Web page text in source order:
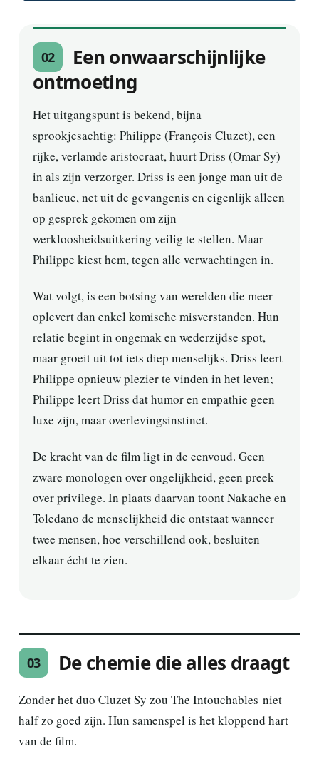
02
Een onwaarschijnlijke
ontmoeting
Het uitgangspunt is bekend, bijna
sprookjesachtig: Philippe (François Cluzet), een
rijke, verlamde aristocraat, huurt Driss (Omar Sy)
in als zijn verzorger. Driss is een jonge man uit de
banlieue, net uit de gevangenis en eigenlijk alleen
op gesprek gekomen om zijn
werkloosheidsuitkering veilig te stellen. Maar
Philippe kiest hem, tegen alle verwachtingen in.
Wat volgt, is een botsing van werelden die meer
oplevert dan enkel komische misverstanden. Hun
relatie begint in ongemak en wederzijdse spot,
maar groeit uit tot iets diep menselijks. Driss leert
Philippe opnieuw plezier te vinden in het leven;
Philippe leert Driss dat humor en empathie geen
luxe zijn, maar overlevingsinstinct.
De kracht van de film ligt in de eenvoud. Geen
zware monologen over ongelijkheid, geen preek
over privilege. In plaats daarvan toont Nakache en
Toledano de menselijkheid die ontstaat wanneer
twee mensen, hoe verschillend ook, besluiten
elkaar écht te zien.
03 De chemie die alles draagt
Zonder het duo Cluzet Sy zou The Intouchables niet
half zo goed zijn. Hun samenspel is het kloppend hart
van de film.